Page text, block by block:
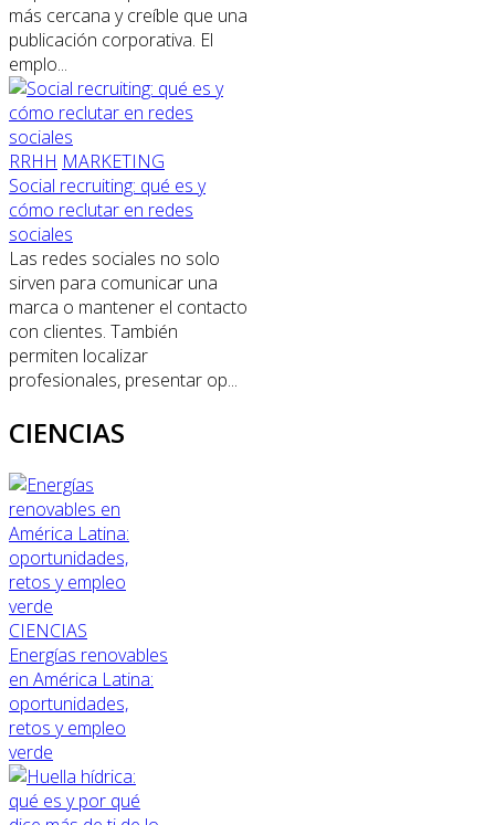
más cercana y creíble que una
publicación corporativa. El
emplo...
RRHH MARKETING
Social recruiting: qué es y
cómo reclutar en redes
sociales
Las redes sociales no solo
sirven para comunicar una
marca o mantener el contacto
con clientes. También
permiten localizar
profesionales, presentar op...
CIENCIAS
CIENCIAS
Energías renovables
en América Latina:
oportunidades,
retos y empleo
verde